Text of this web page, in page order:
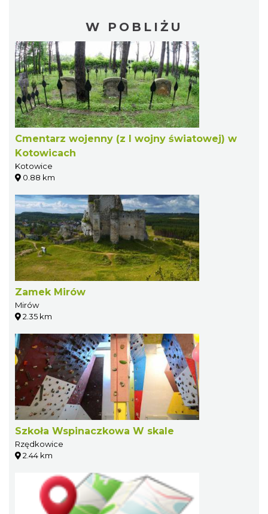
W POBLIŻU
Cmentarz wojenny (z I wojny światowej) w
Kotowicach
Kotowice
0.88 km
Zamek Mirów
Mirów
2.35 km
Szkoła Wspinaczkowa W skale
Rzędkowice
2.44 km